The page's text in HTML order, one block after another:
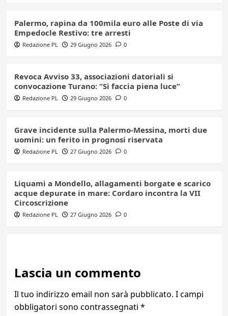
Palermo, rapina da 100mila euro alle Poste di via
Empedocle Restivo: tre arresti
Redazione PL 29 Giugno 2026 0
Revoca Avviso 33, associazioni datoriali si
convocazione Turano: “Si faccia piena luce”
Redazione PL 29 Giugno 2026 0
Grave incidente sulla Palermo-Messina, morti due
uomini: un ferito in prognosi riservata
Redazione PL 27 Giugno 2026 0
Liquami a Mondello, allagamenti borgate e scarico
acque depurate in mare: Cordaro incontra la VII
Circoscrizione
Redazione PL 27 Giugno 2026 0
Lascia un commento
Il tuo indirizzo email non sarà pubblicato. I campi
obbligatori sono contrassegnati *